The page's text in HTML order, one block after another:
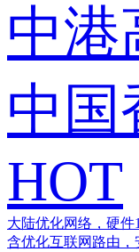
中港
中国
HOT
大陆优化网络，硬件
含优化互联网路由，